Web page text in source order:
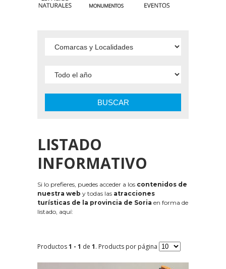
BUSCAR
LISTADO
INFORMATIVO
Si lo prefieres, puedes acceder a los contenidos de
nuestra web y todas las atracciones
turísticas de la provincia de Soria en forma de
listado, aquí:
Productos1 - 1 de 1. Products por página